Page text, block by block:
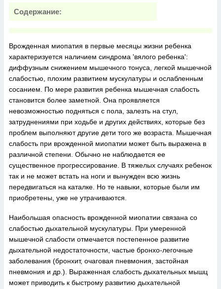
Содержание:
Врожденная миопатия в первые месяцы жизни ребенка
характеризуется наличием синдрома 'вялого ребенка':
диффузным снижением мышечного тонуса, легкой мышечной
слабостью, плохим развитием мускулатуры и ослабленным
сосанием. По мере развития ребенка мышечная слабость
становится более заметной. Она проявляется
невозможностью подняться с пола, залезть на стул,
затруднениями при ходьбе и других действиях, которые без
проблем выполняют другие дети того же возраста. Мышечная
слабость при врожденной миопатии может быть выражена в
различной степени. Обычно не наблюдается ее
существенное прогрессирование. В тяжелых случаях ребенок
так и не может встать на ноги и вынужден всю жизнь
передвигаться на каталке. Но те навыки, которые были им
приобретены, уже не утрачиваются.
Наибольшая опасность врожденной миопатии связана со
слабостью дыхательной мускулатуры. При умеренной
мышечной слабости отмечается постепенное развитие
дыхательной недостаточности, частые бронхо-легочные
заболевания (бронхит, очаговая пневмония, застойная
пневмония и др.). Выраженная слабость дыхательных мышц
может приводить к быстрому развитию дыхательной